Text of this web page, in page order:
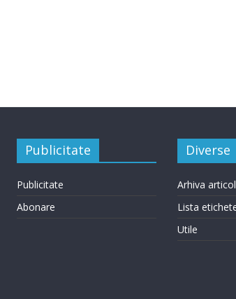
Publicitate
Publicitate
Abonare
Diverse
Arhiva
Lista
Utile